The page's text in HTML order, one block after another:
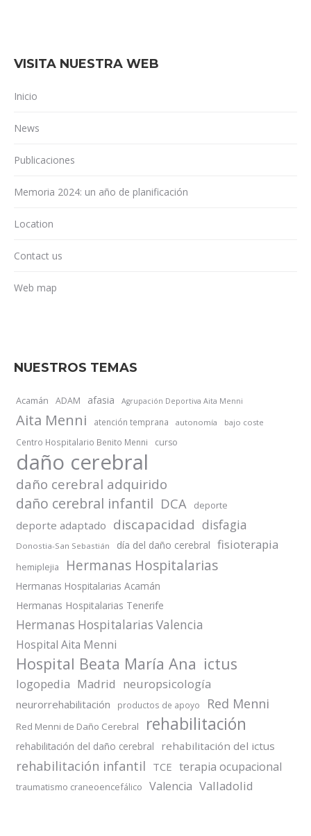
VISITA NUESTRA WEB
Inicio
News
Publicaciones
Memoria 2024: un año de planificación
Location
Contact us
Web map
NUESTROS TEMAS
Acamán ADAM afasia Agrupación Deportiva Aita Menni
Aita Menni atención temprana autonomía bajo coste
Centro Hospitalario Benito Menni curso
daño cerebral
daño cerebral adquirido
daño cerebral infantil DCA deporte
deporte adaptado discapacidad disfagia
Donostia-San Sebastián día del daño cerebral fisioterapia
hemiplejia Hermanas Hospitalarias
Hermanas Hospitalarias Acamán
Hermanas Hospitalarias Tenerife
Hermanas Hospitalarias Valencia
Hospital Aita Menni
Hospital Beata María Ana ictus
logopedia Madrid neuropsicología
neurorrehabilitación productos de apoyo Red Menni
Red Menni de Daño Cerebral rehabilitación
rehabilitación del daño cerebral rehabilitación del ictus
rehabilitación infantil TCE terapia ocupacional
traumatismo craneoencefálico Valencia Valladolid